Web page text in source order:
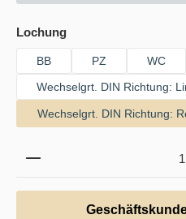
Lochungauswählen
BB PZ
WC
Wechselgrt. DIN Richtung:
Wechselgrt. DIN Richtung:
Produkt Anzahl: Gib